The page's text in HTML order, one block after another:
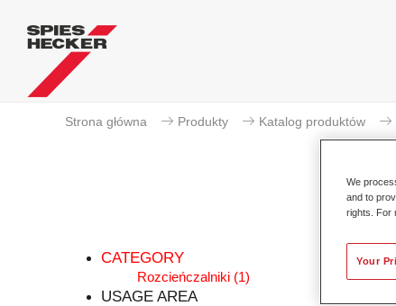
Strona główna Produkty Katalog produktów
CATEGORY
Rozcieńczalniki (1)
USAGE AREA
We
and to
rights. For
Your